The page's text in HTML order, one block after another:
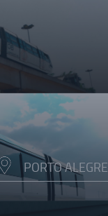
PORTO ALEGRE